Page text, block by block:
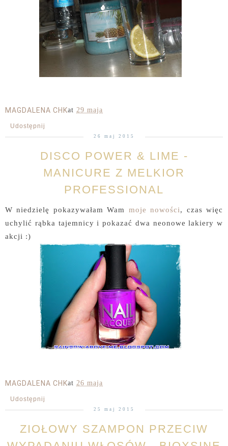
MAGDALENA CHKat 29 maja
Udostępnij
26 maj 2015
DISCO POWER & LIME -
MANICURE Z MELKIOR
PROFESSIONAL
W niedzielę pokazywałam Wam moje nowości, czas więc
uchylić rąbka tajemnicy i pokazać dwa neonowe lakiery w
akcji :)
MAGDALENA CHKat 26 maja
Udostępnij
25 maj 2015
ZIOŁOWY SZAMPON PRZECIW